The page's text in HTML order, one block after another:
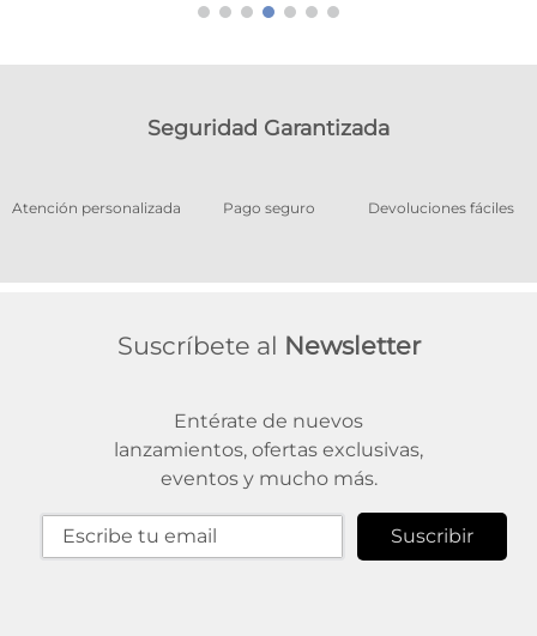
Seguridad Garantizada
Atención personalizada Pago seguro Devoluciones fáciles
Suscríbete al Newsletter
Entérate de nuevos
lanzamientos, ofertas exclusivas,
eventos y mucho más.
Suscribir